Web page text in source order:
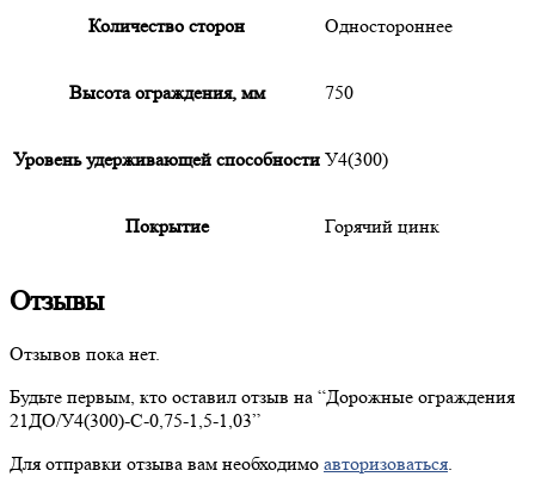
Количество сторон Одностороннее
Высота ограждения, мм 750
Уровень удерживающей способности У4(300)
Покрытие Горячий цинк
Отзывы
Отзывов пока нет.
Будьте первым, кто оставил отзыв на “Дорожные ограждения
21ДО/У4(300)-С-0,75-1,5-1,03”
Для отправки отзыва вам необходимо авторизоваться